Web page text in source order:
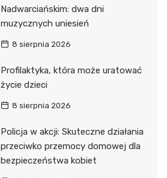
Nadwarciańskim: dwa dni
muzycznych uniesień
8 sierpnia 2026
Profilaktyka, która może uratować
życie dzieci
8 sierpnia 2026
Policja w akcji: Skuteczne działania
przeciwko przemocy domowej dla
bezpieczeństwa kobiet